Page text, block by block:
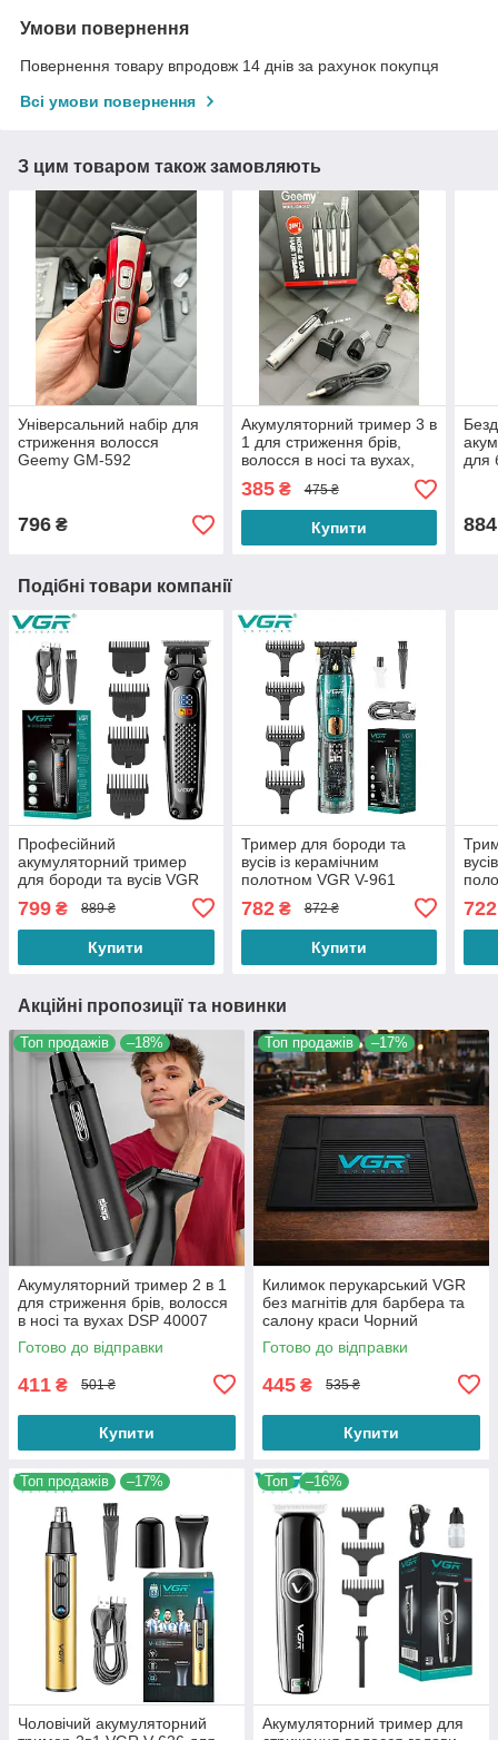
Умови повернення
Повернення товару впродовж 14 днів за рахунок покупця
Всі умови повернення
З цим товаром також замовляють
Універсальний набір для
стриження волосся
Geemy GM-592
796 ₴
Акумуляторний тример 3 в
1 для стриження брів,
волосся в носі та вухах,
GM-3107
385₴ 475 ₴
Купити
для
884
Подібні товари компанії
Професійний
акумуляторний тример
для бороди та вусів VGR
насадками 1,5-6 мм
799 ₴ 889 ₴
Купити
Тример для бороди та
вусів із керамічним
полотном VGR V-961
вологозахистом IPX7
782₴ 872 ₴
Купити
мм
722
Акційні пропозиції та новинки
Топ продажів –18%
Акумуляторний тример 2 в 1
для стриження брів, волосся
в носі та вухах DSP 40007
Black
Готово до відправки
411 ₴ 501 ₴
Купити
Топ продажів –17%
Килимок перукарський VGR
без магнітів для барбера та
салону краси Чорний
Готово до відправки
445 ₴ 535 ₴
Купити
Топ продажів –17%
Чоловічий акумуляторний
Топ –16%
Акумуляторний тример для